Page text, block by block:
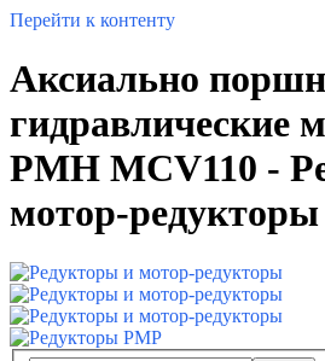
Перейти к контенту
Аксиально
гидравлические
PMH MCV110 -
мотор-редукторы